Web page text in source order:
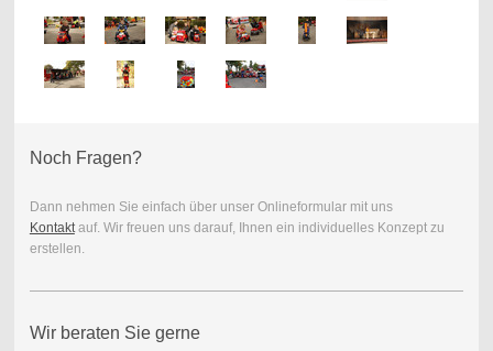
Noch Fragen?
Dann nehmen Sie einfach über unser Onlineformular mit uns
Kontaktauf. Wir freuen uns darauf, Ihnen ein individuelles Konzept zu
erstellen.
Wir beraten Sie gerne